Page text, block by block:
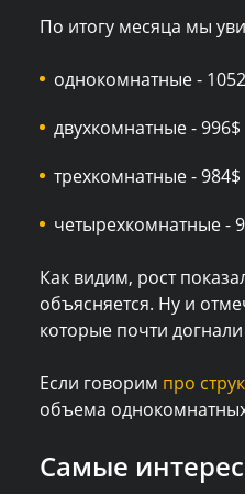
По итогу месяца мы
однокомнатные -
двухкомнатные - 996$
трехкомнатные - 984$
четырехкомнатные -
Как видим, рост
объясняется. Ну и
которые почти
Если говорим про
объема
Самые